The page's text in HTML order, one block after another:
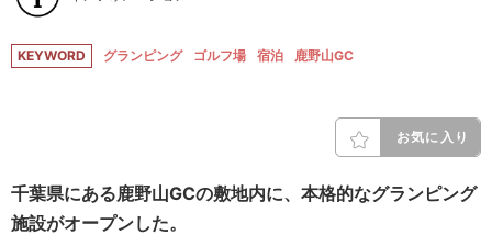
KEYWORD グランピング ゴルフ場 宿泊 鹿野山GC
お気に入り
千葉県にある鹿野山GCの敷地内に、本格的なグランピング
施設がオープンした。